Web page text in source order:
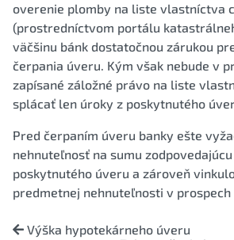
overenie plomby na liste vlastníctva
(prostredníctvom portálu
väčšinu bánk dostatočnou zárukou
čerpania úveru. Kým však nebude v
zapísané záložné právo na liste
splácať len úroky z poskytnutého
Pred čerpaním úveru banky ešte
nehnuteľnosť na sumu
poskytnutého úveru a zároveň
predmetnej nehnuteľnosti v prospech
Výška hypotekárneho úveru